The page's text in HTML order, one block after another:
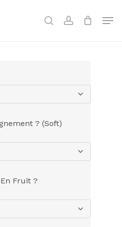
searchaccount
? (Soft)
Fruit ?